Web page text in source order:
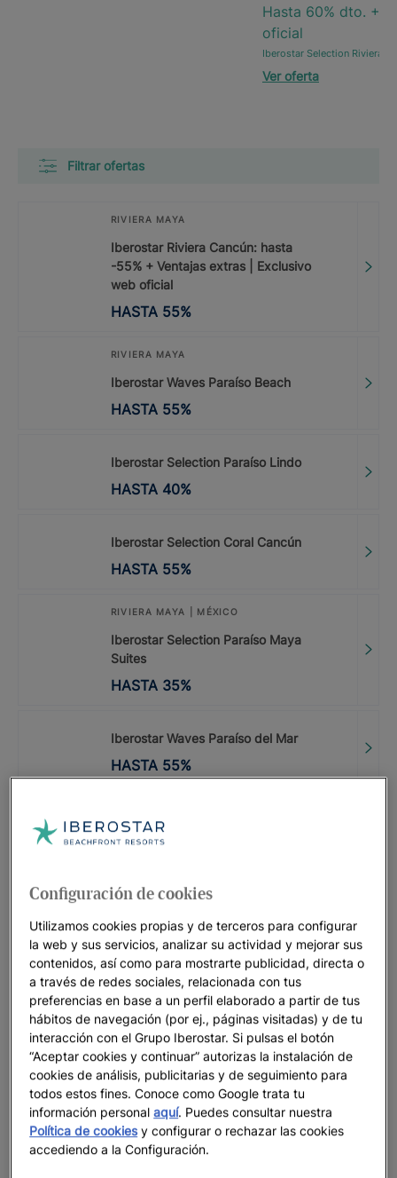
Hasta 60% dto. +
oficial
Iberostar Selection Riviera
Ver oferta
Filtrar ofertas
RIVIERA MAYA
Iberostar Riviera Cancún: hasta
-55% + Ventajas extras | Exclusivo
web oficial
HASTA 55%
RIVIERA MAYA
Iberostar Waves Paraíso Beach
HASTA 55%
Iberostar Selection Paraíso Lindo
HASTA 40%
Iberostar Selection Coral Cancún
HASTA 55%
RIVIERA MAYA | MÉXICO
Iberostar Selection Paraíso Maya
Suites
HASTA 35%
Iberostar Waves Paraíso del Mar
HASTA 55%
Iberostar Waves Cozumel
HASTA 45
RIVIERA MAYA
HASTA 50%
Miami: el escenario de las grandes
citas... y de tus vacaciones
HASTA 35%
Iberostar Waves Punta Cana
HASTA 45%
Configuración de cookies
Utilizamos cookies propias y de terceros para configurar
la web y sus servicios, analizar su actividad y mejorar sus
contenidos, así como para mostrarte publicidad, directa o
a través de redes sociales, relacionada con tus
preferencias en base a un perfil elaborado a partir de tus
hábitos de navegación (por ej., páginas visitadas) y de tu
interacción con el Grupo Iberostar. Si pulsas el botón
“Aceptar cookies y continuar” autorizas la instalación de
cookies de análisis, publicitarias y de seguimiento para
todos estos fines. Conoce como Google trata tu
información personalaquí. Puedes consultar nuestra
Política de cookiesy configurar o rechazar las cookies
accediendo a la Configuración.